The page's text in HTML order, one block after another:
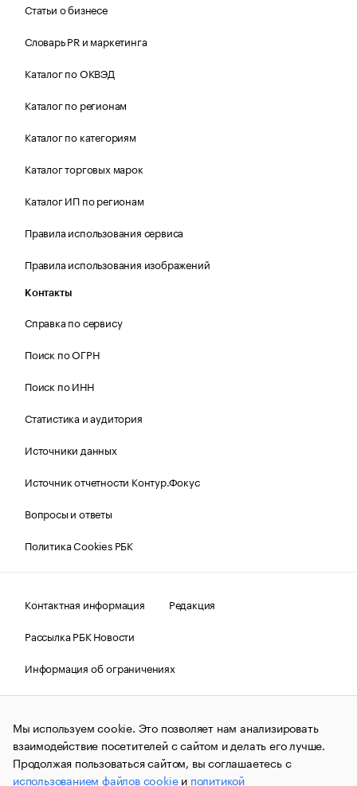
Статьи о бизнесе
Словарь PR и маркетинга
Каталог по ОКВЭД
Каталог по регионам
Каталог по категориям
Каталог торговых марок
Каталог ИП по регионам
Правила использования сервиса
Правила использования изображений
Контакты
Справка по сервису
Поиск по ОГРН
Поиск по ИНН
Статистика и аудитория
Источники данных
Источник отчетности Контур.Фокус
Вопросы и ответы
Политика Cookies РБК
Контактная информация
Редакция
Рассылка РБК Новости
Информация об ограничениях
Правовая информация
О соблюдении авторских прав
© АО «РОСБИЗНЕСКОНСАЛТИНГ»,1995–2026.Сообщения
и материалы информационного агентства «РБК»
(зарегистрировано Федеральной службой по надзору в сфере
связи, информационных технологий и массовых
коммуникаций (Роскомнадзор) 09.12.2015 за номером ИА
Мы используем cookie. Это позволяет нам анализировать
взаимодействие посетителей с сайтом и делать его лучше.
Продолжая пользоваться сайтом, вы соглашаетесь с
использованием файлов cookieи политикой